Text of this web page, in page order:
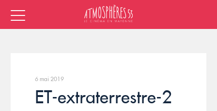
6 mai 2019
ET-extraterrestre-2